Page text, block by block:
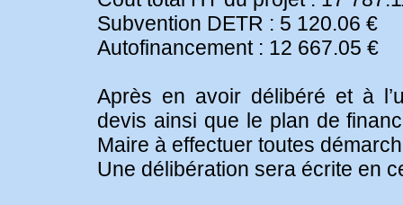
Subvention DETR : 5 120.06 €
Autofinancement : 12 667.05 €
Après en avoir délibéré et à
devis ainsi que le plan de
Maire à effectuer toutes
Une délibération sera écrite en